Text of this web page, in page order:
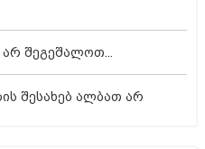
შეგეშალოთ...
შესახებ ალბათ არ